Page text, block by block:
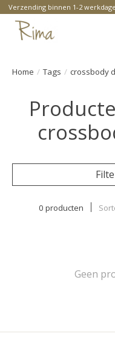
Verzending binnen 1-2
Home / Tags / crossbody
0 producten
Geen